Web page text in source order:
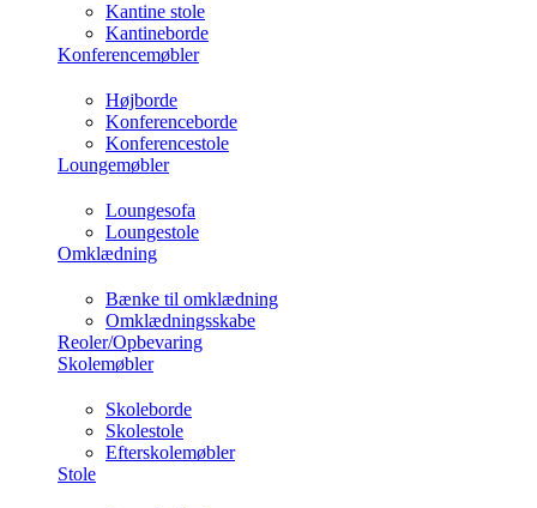
Kantine stole
Kantineborde
Konferencemøbler
Højborde
Konferenceborde
Konferencestole
Loungemøbler
Loungesofa
Loungestole
Omklædning
Bænke til omklædning
Omklædningsskabe
Reoler/Opbevaring
Skolemøbler
Skoleborde
Skolestole
Efterskolemøbler
Stole